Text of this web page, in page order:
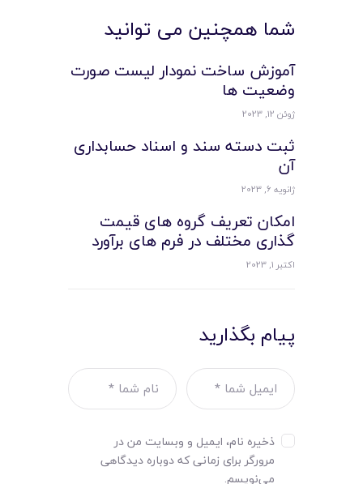
شما همچنین می توانید
آموزش ساخت نمودار لیست صورت
وضعیت ها
ژوئن 12, 2023
ثبت دسته سند و اسناد حسابداری
آن
ژانویه 6, 2023
امکان تعریف گروه های قیمت
گذاری مختلف در فرم های برآورد
اکتبر 1, 2023
پیام بگذارید
ذخیره نام، ایمیل و وبسایت من در
مرورگر برای زمانی که دوباره دیدگاهی
می‌نویسم.